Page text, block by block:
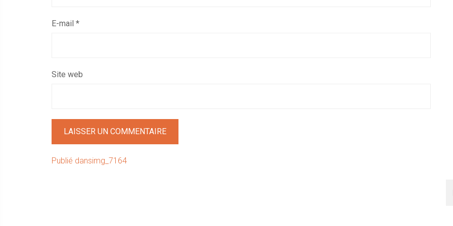
E-mail *
Site web
Navigation
Publié dansimg_7164